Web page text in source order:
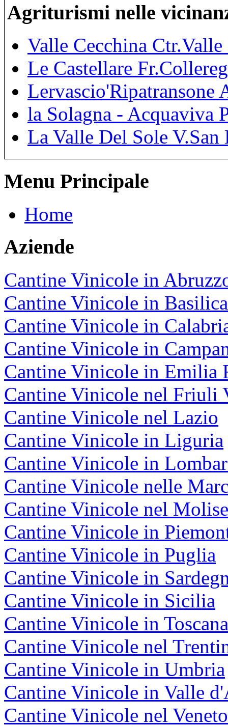
Agriturismi nelle
Valle Cecchina
Le Castellare
Lervascio'Ripatransone
la Solagna - Acquaviva
La Valle Del Sole
Menu Principale
Home
Aziende
Cantine Vinicole in
Cantine Vinicole in
Cantine Vinicole in
Cantine Vinicole in
Cantine Vinicole in Emilia
Cantine Vinicole nel Friuli
Cantine Vinicole nel Lazio
Cantine Vinicole in Liguria
Cantine Vinicole in
Cantine Vinicole nelle
Cantine Vinicole nel Molise
Cantine Vinicole in
Cantine Vinicole in Puglia
Cantine Vinicole in
Cantine Vinicole in Sicilia
Cantine Vinicole in Toscana
Cantine Vinicole nel
Cantine Vinicole in Umbria
Cantine Vinicole in Valle
Cantine Vinicole nel Veneto